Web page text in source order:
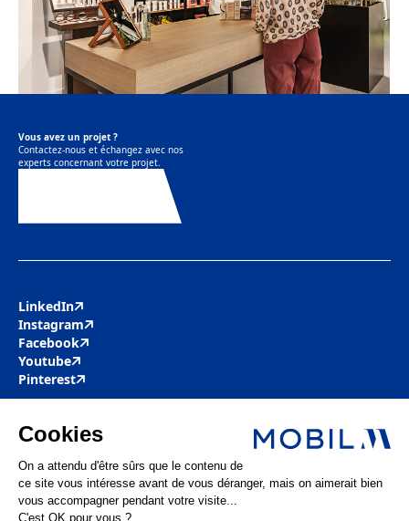
Vous avez un projet ?
Contactez-nous et échangez avec nos
experts concernant votre projet.
LinkedIn
Instagram
Facebook
Youtube
Pinterest
Mobil M & Vous
Nos offres d’emploi
Actualités
FAQ